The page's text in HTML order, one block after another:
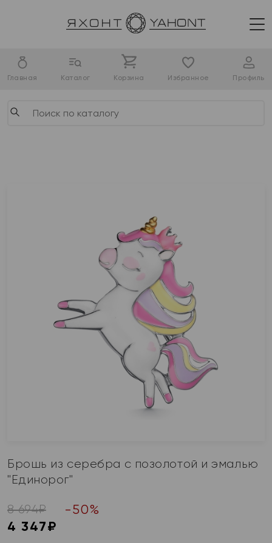
Главная Каталог Корзина Избранное Профиль
Брошь из серебра с позолотой и эмалью
"Единорог"
8 694₽ -50%
4 347₽